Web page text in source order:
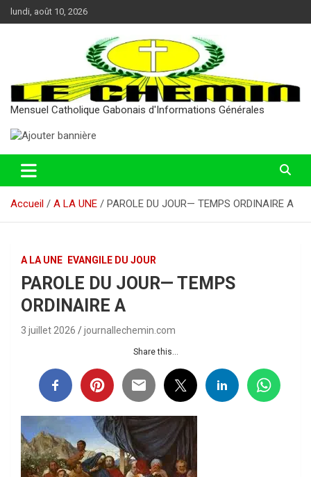
Aller
au
lundi, août 10, 2026
Mensuel Catholique Gabonais d'Informations Générales
Accueil A LA UNE PAROLE DU JOUR— TEMPS ORDINAIRE A
A LA UNE EVANGILE DU JOUR
PAROLE DU JOUR— TEMPS
ORDINAIRE A
3 juillet 2026 journallechemin.com
Share this...